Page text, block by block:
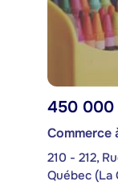
450 000
Commerce
210 - 212,
Québec (La